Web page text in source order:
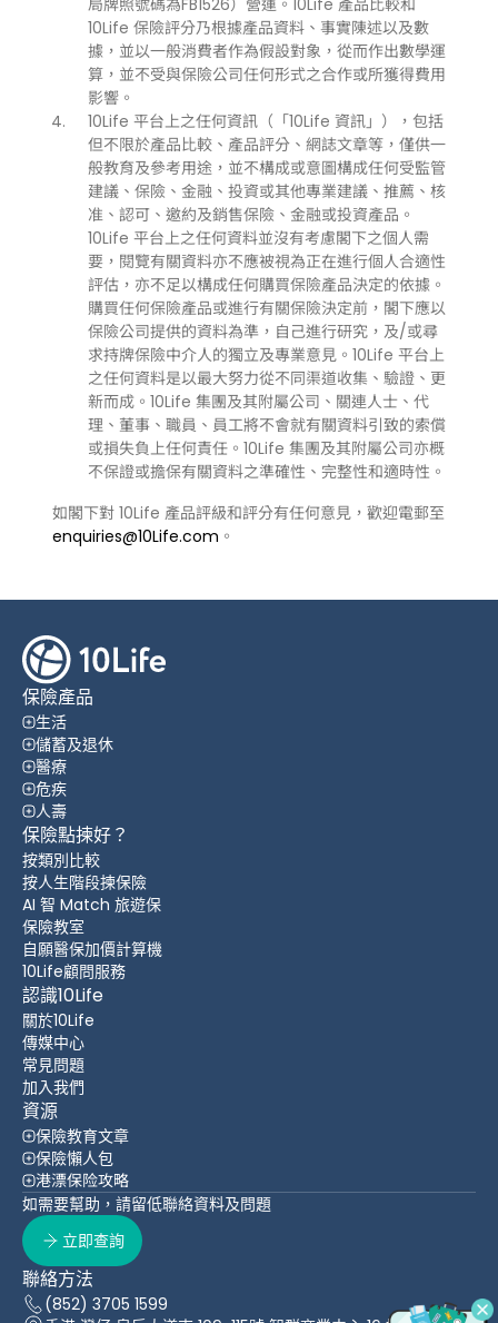
局牌照號碼為FB1526）營運。10Life 產品比較和
10Life 保險評分乃根據產品資料、事實陳述以及數
據，並以一般消費者作為假設對象，從而作出數學運
算，並不受與保險公司任何形式之合作或所獲得費用
影響。
10Life 平台上之任何資訊（「10Life 資訊」），包括
但不限於產品比較、產品評分、網誌文章等，僅供一
般教育及參考用途，並不構成或意圖構成任何受監管
建議、保險、金融、投資或其他專業建議、推薦、核
准、認可、邀約及銷售保險、金融或投資產品。
10Life 平台上之任何資料並沒有考慮閣下之個人需
要，閱覽有關資料亦不應被視為正在進行個人合適性
評估，亦不足以構成任何購買保險產品決定的依據。
購買任何保險產品或進行有關保險決定前，閣下應以
保險公司提供的資料為準，自己進行研究，及/或尋
求持牌保險中介人的獨立及專業意見。10Life 平台上
之任何資料是以最大努力從不同渠道收集、驗證、更
新而成。10Life 集團及其附屬公司、關連人士、代
理、董事、職員、員工將不會就有關資料引致的索償
或損失負上任何責任。10Life 集團及其附屬公司亦概
不保證或擔保有關資料之準確性、完整性和適時性。
如閣下對 10Life 產品評級和評分有任何意見，歡迎電郵至
enquiries@10Life.com 。
保險產品
生活
儲蓄及退休
醫療
危疾
人壽
保險點揀好？
按類別比較
按人生階段揀保險
AI 智 Match 旅遊保
保險教室
自願醫保加價計算機
10Life顧問服務
認識10Life
關於10Life
傳媒中心
常見問題
加入我們
資源
保險教育文章
保險懶人包
港漂保险攻略
如需要幫助，請留低聯絡資料及問題
立即查詢
聯絡方法
(852) 3705 1599